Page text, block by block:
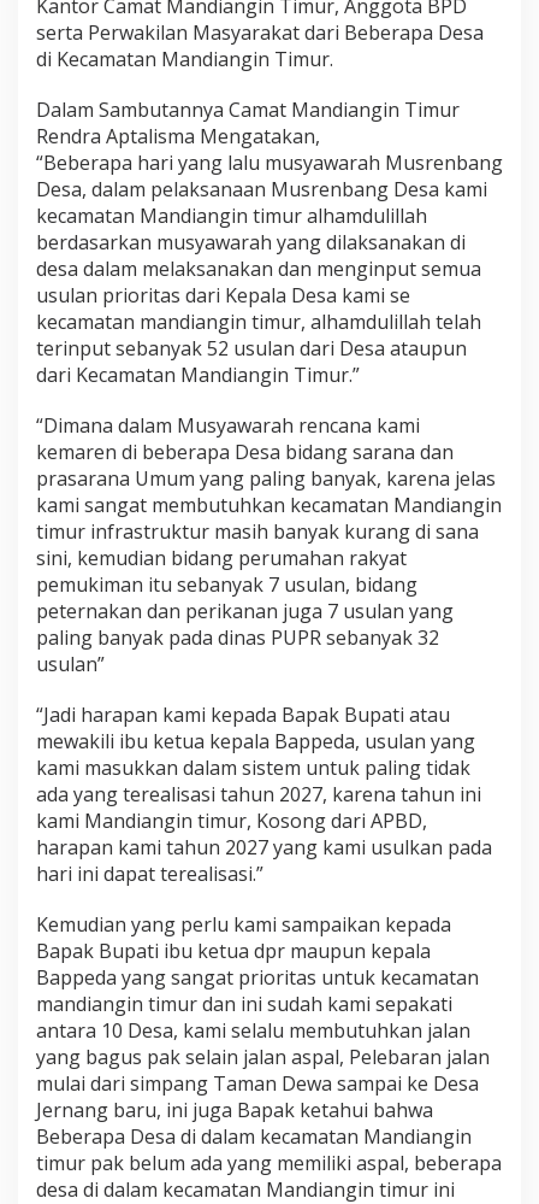
u
l
a
n
Kantor Camat Mandiangin Timur, Anggota BPD
serta Perwakilan Masyarakat dari Beberapa Desa
di Kecamatan Mandiangin Timur.
Dalam Sambutannya Camat Mandiangin Timur
Rendra Aptalisma Mengatakan,
“Beberapa hari yang lalu musyawarah Musrenbang
Desa, dalam pelaksanaan Musrenbang Desa kami
kecamatan Mandiangin timur alhamdulillah
berdasarkan musyawarah yang dilaksanakan di
desa dalam melaksanakan dan menginput semua
usulan prioritas dari Kepala Desa kami se
kecamatan mandiangin timur, alhamdulillah telah
terinput sebanyak 52 usulan dari Desa ataupun
dari Kecamatan Mandiangin Timur.”
“Dimana dalam Musyawarah rencana kami
kemaren di beberapa Desa bidang sarana dan
prasarana Umum yang paling banyak, karena jelas
kami sangat membutuhkan kecamatan Mandiangin
timur infrastruktur masih banyak kurang di sana
sini, kemudian bidang perumahan rakyat
pemukiman itu sebanyak 7 usulan, bidang
peternakan dan perikanan juga 7 usulan yang
paling banyak pada dinas PUPR sebanyak 32
usulan”
“Jadi harapan kami kepada Bapak Bupati atau
mewakili ibu ketua kepala Bappeda, usulan yang
kami masukkan dalam sistem untuk paling tidak
ada yang terealisasi tahun 2027, karena tahun ini
kami Mandiangin timur, Kosong dari APBD,
harapan kami tahun 2027 yang kami usulkan pada
hari ini dapat terealisasi.”
Kemudian yang perlu kami sampaikan kepada
Bapak Bupati ibu ketua dpr maupun kepala
Bappeda yang sangat prioritas untuk kecamatan
mandiangin timur dan ini sudah kami sepakati
antara 10 Desa, kami selalu membutuhkan jalan
yang bagus pak selain jalan aspal, Pelebaran jalan
mulai dari simpang Taman Dewa sampai ke Desa
Jernang baru, ini juga Bapak ketahui bahwa
Beberapa Desa di dalam kecamatan Mandiangin
timur pak belum ada yang memiliki aspal, beberapa
desa di dalam kecamatan Mandiangin timur ini